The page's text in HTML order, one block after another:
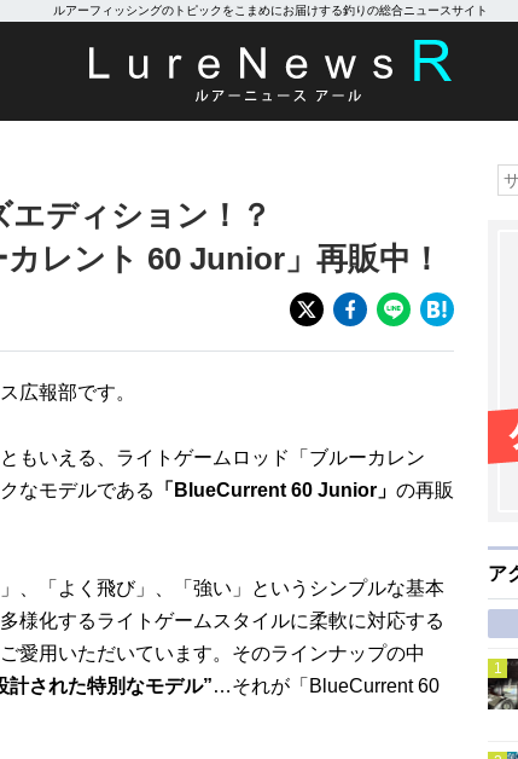
ルアーフィッシングのトピックをこまめにお届けする釣りの総合ニュースサイト
ディション！？
レント 60 Junior」再販中！
広報部です。
もいえる、ライトゲームロッド「ブルーカレン
なモデルである
「BlueCurrent 60 Junior」 の再販
、「よく飛び」、「強い」というシンプルな基本
様化するライトゲームスタイルに柔軟に対応する
愛用いただいています。そのラインナップの中
計された特別なモデル”…それが「BlueCurrent 60
ア